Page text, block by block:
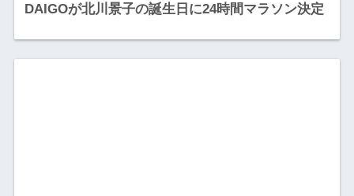
DAIGOが北川景子の誕生日に24時間マラソン決定